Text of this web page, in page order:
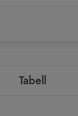
Tabell